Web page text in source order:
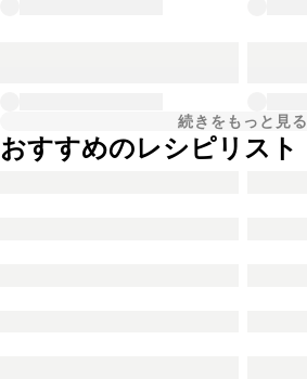
続きをもっと見る
おすすめのレシピリスト